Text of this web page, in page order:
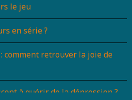
le jeu
en série ?
comment retrouver la joie de
à guérir de la dépression ?